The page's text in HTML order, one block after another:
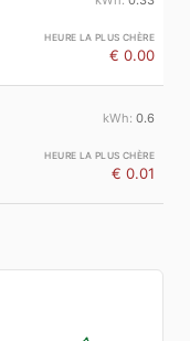
€ 0.00
0.6
€ 0.01